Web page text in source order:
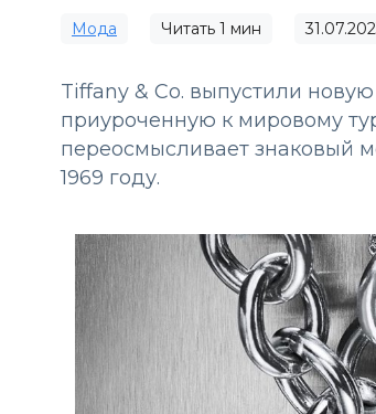
Мода Читать 1 мин
Tiffany & Co. выпустили
приуроченную к мировому
переосмысливает знаковый
1969 году.